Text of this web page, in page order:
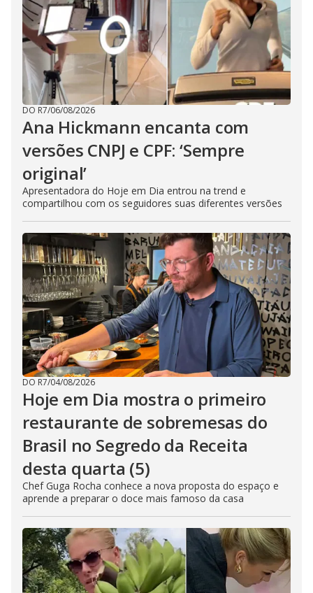
DO R7/06/08/2026
Ana Hickmann encanta com
versões CNPJ e CPF: ‘Sempre
original’
Apresentadora do Hoje em Dia entrou na trend e
compartilhou com os seguidores suas diferentes versões
DO R7/04/08/2026
Hoje em Dia mostra o primeiro
restaurante de sobremesas do
Brasil no Segredo da Receita
desta quarta (5)
Chef Guga Rocha conhece a nova proposta do espaço e
aprende a preparar o doce mais famoso da casa